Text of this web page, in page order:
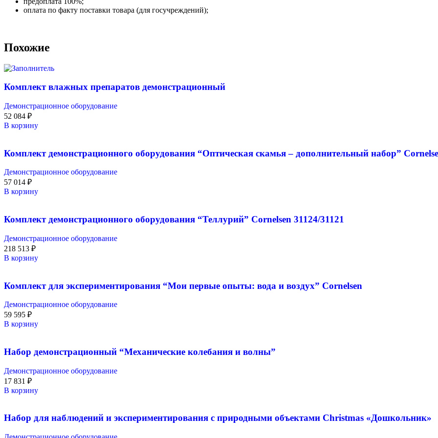
оплата по факту поставки товара (для госучреждений);
Похожие
Комплект влажных препаратов демонстрационный
Демонстрационное оборудование
52 084 ₽
В корзину
Комплект демонстрационного оборудования “Оптическая скамья – дополнительный набор”
Демонстрационное оборудование
57 014 ₽
В корзину
Комплект демонстрационного оборудования “Теллурий” Cornelsen 31124/31121
Демонстрационное оборудование
218 513 ₽
В корзину
Комплект для экспериментирования “Мои первые опыты: вода и воздух” Cornelsen
Демонстрационное оборудование
59 595 ₽
В корзину
Набор демонстрационный “Механические колебания и волны”
Демонстрационное оборудование
17 831 ₽
В корзину
Набор для наблюдений и экспериментирования с природными объектами Christmas «Дошкольник»